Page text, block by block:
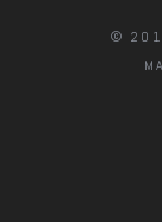
©